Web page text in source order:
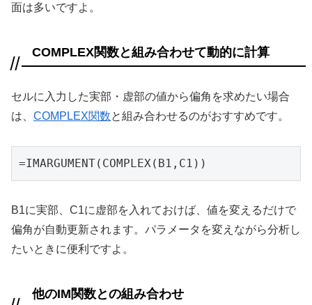
面は多いですよ。
COMPLEX関数と組み合わせて動的に計算
セルに入力した実部・虚部の値から偏角を求めたい場合
は、 COMPLEX関数と組み合わせるのがおすすめです。
=IMARGUMENT(COMPLEX(B1,C1))
B1に実部、C1に虚部を入れておけば、値を変えるだけで
偏角が自動更新されます。パラメータを変えながら分析し
たいときに便利ですよ。
他のIM関数との組み合わせ